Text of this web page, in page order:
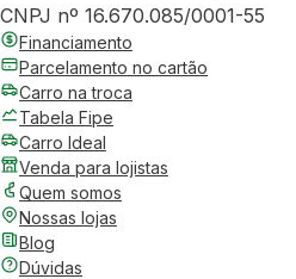
CNPJ nº 16.670.085/0001-55
Financiamento
Parcelamento no cartão
Carro na troca
Tabela Fipe
Carro Ideal
Venda para lojistas
Quem somos
Nossas lojas
Blog
Dúvidas